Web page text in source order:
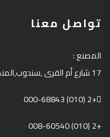
تواصل معنا
المصنع:
17شارع أم القرى,سندوب,
+2 (010) 000-68843
+2 (010) 008-60540